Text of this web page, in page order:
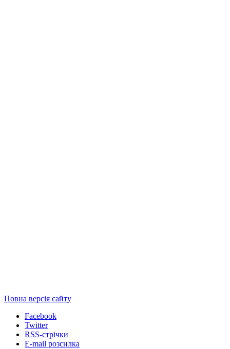
Повна версія сайту
Facebook
Twitter
RSS-стрічки
E-mail розсилка